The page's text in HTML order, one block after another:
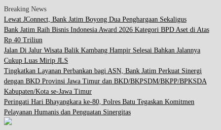
Breaking News
Lewat JConnect, Bank Jatim Boyong Dua Penghargaan Sekaligus
Bank Jatim Raih Bisnis Indonesia Award 2026 Kategori BPD Aset di Atas
Rp 40 Triliun
Jalan Di Jalur Wisata Balik Kambang Hampir Selesai Bahkan Jalannya
Cukup Luas Mirip JLS
Tingkatkan Layanan Perbankan bagi ASN, Bank Jatim Perkuat Sinergi
dengan BKD Provinsi Jawa Timur dan BKD/BKPSDM/BKPP/BPKSDA
Kabupaten/Kota se-Jawa Timur
Peringati Hari Bhayangkara ke-80, Polres Batu Tegaskan Komitmen
Pelayanan Humanis dan Penguatan Sinergitas